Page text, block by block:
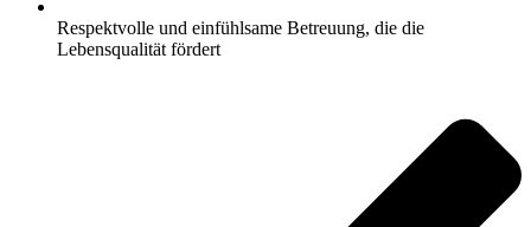
Respektvolle und einfühlsame Betreuung, die die
Lebensqualität fördert